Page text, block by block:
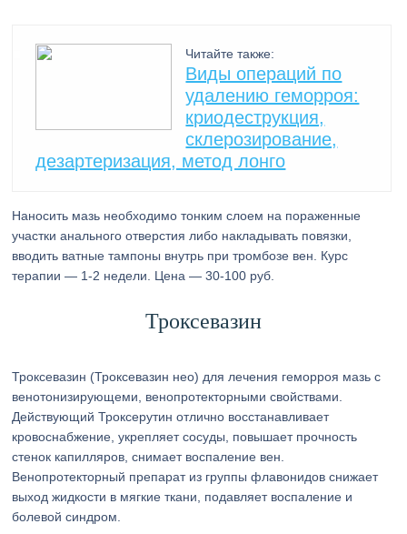
Читайте также:
Виды операций по
удалению геморроя:
криодеструкция,
склерозирование,
дезартеризация, метод лонго
Наносить мазь необходимо тонким слоем на пораженные
участки анального отверстия либо накладывать повязки,
вводить ватные тампоны внутрь при тромбозе вен. Курс
терапии — 1-2 недели. Цена — 30-100 руб.
Троксевазин
Троксевазин (Троксевазин нео) для лечения геморроя мазь с
венотонизирующеми, венопротекторными свойствами.
Действующий Троксерутин отлично восстанавливает
кровоснабжение, укрепляет сосуды, повышает прочность
стенок капилляров, снимает воспаление вен.
Венопротекторный препарат из группы флавонидов снижает
выход жидкости в мягкие ткани, подавляет воспаление и
болевой синдром.